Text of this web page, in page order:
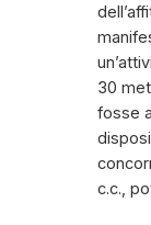
30
fosse
c.c.,